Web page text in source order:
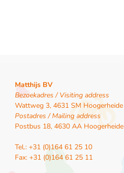
Matthijs BV
Bezoekadres / Visiting address
Wattweg 3, 4631 SM Hoogerheide
Postadres / Mailing address
Postbus 18, 4630 AA Hoogerheide
Tel.: +31 (0)164 61 25 10
Fax: +31 (0)164 61 25 11